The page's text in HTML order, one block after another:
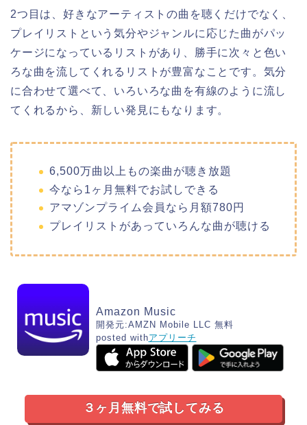
2つ目は、好きなアーティストの曲を聴くだけでなく、
プレイリストという気分やジャンルに応じた曲がパッ
ケージになっているリストがあり、勝手に次々と色い
ろな曲を流してくれるリストが豊富なことです。気分
に合わせて選べて、いろいろな曲を有線のように流し
てくれるから、新しい発見にもなります。
6,500万曲以上もの楽曲が聴き放題
今なら1ヶ月無料でお試しできる
アマゾンプライム会員なら月額780円
プレイリストがあっていろんな曲が聴ける
Amazon Music
開発元:AMZN Mobile LLC 無料
posted withアプリーチ
３ヶ月無料で試してみる